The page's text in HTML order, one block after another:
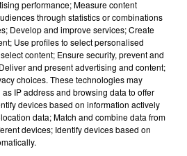
Voir plus
Massol, figure
de
féminin
performance; Measure content
through statistics or combinations
Develop and improve services; Create
Use profiles to select personalised
content; Ensure security, prevent and
and present advertising and content;
choices. These technologies may
IP address and browsing data to offer
devices based on information actively
data; Match and combine data from
devices; Identify devices based on